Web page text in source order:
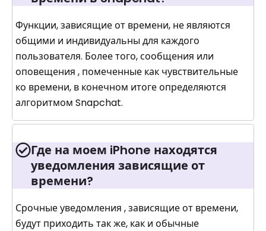
Функции, зависящие от времени, не являются
общими и индивидуальны для каждого
пользователя. Более того, сообщения или
оповещения , помеченные как чувствительные
ко времени, в конечном итоге определяются
алгоритмом Snapchat.
Где на моем iPhone находятся
уведомления зависящие от
времени?
Срочные уведомления , зависящие от времени,
будут приходить так же, как и обычные